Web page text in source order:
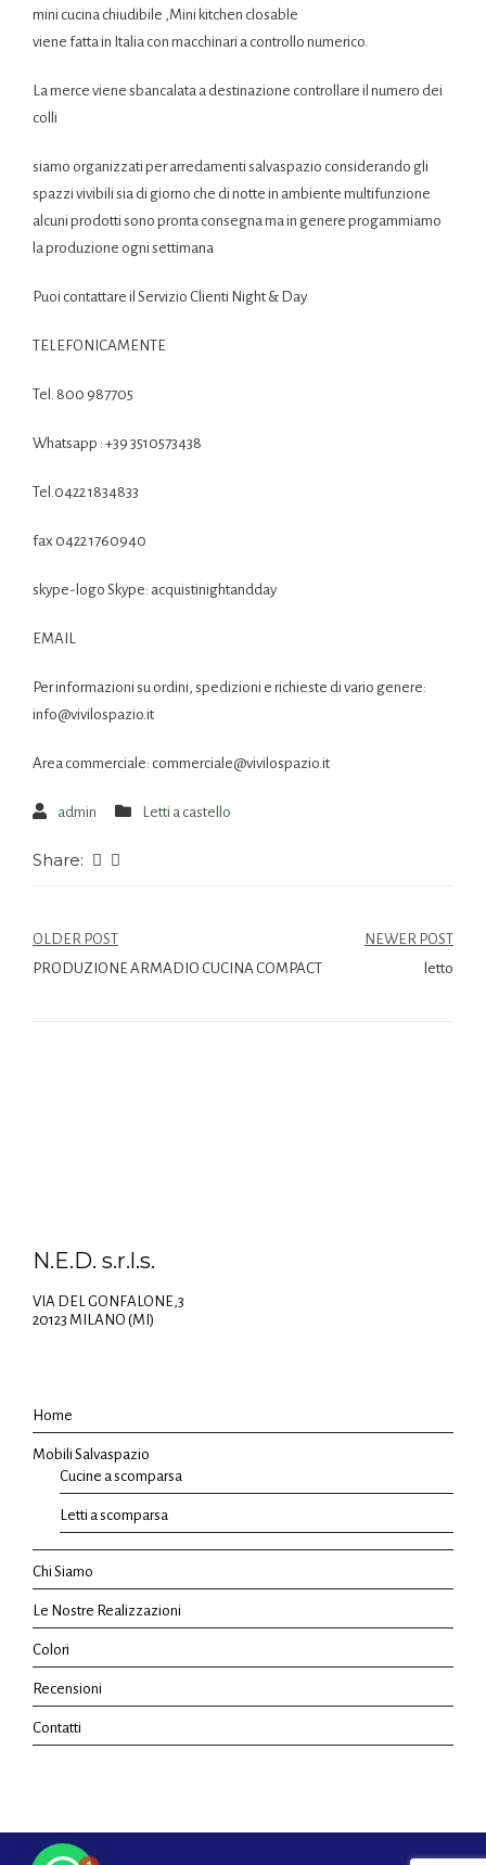
mini cucina chiudibile ,Mini kitchen closable
viene fatta in Italia con macchinari a controllo numerico.
La merce viene sbancalata a destinazione controllare il numero dei
colli
siamo organizzati per arredamenti salvaspazio considerando gli
spazzi vivibili sia di giorno che di notte in ambiente multifunzione
alcuni prodotti sono pronta consegna ma in genere progammiamo
la produzione ogni settimana
Puoi contattare il Servizio Clienti Night & Day
TELEFONICAMENTE
Tel. 800 987705
Whatsapp : +39 3510573438
Tel.0422 1834833
fax 0422 1760940
skype-logo Skype: acquistinightandday
EMAIL
Per informazioni su ordini, spedizioni e richieste di vario genere:
info@vivilospazio.it
Area commerciale: commerciale@vivilospazio.it
admin Letti a castello
Share:
OLDER POST
PRODUZIONE ARMADIO CUCINA COMPACT
NEWER POST
letto
N.E.D. s.r.l.s.
VIA DEL GONFALONE,3
20123 MILANO (MI)
Home
Mobili Salvaspazio
Cucine a scomparsa
Letti a scomparsa
Chi Siamo
Le Nostre Realizzazioni
Colori
Recensioni
Contatti
1